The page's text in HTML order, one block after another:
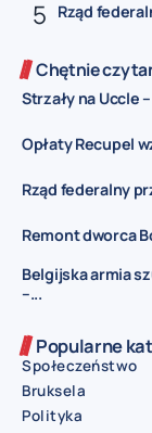
Rząd
Chętnie
Strzały na Uccle
Opłaty Recupel
Rząd federalny
Remont dworca
Belgijska armia
–...
Popularne
Społeczeństwo
Bruksela
Polityka